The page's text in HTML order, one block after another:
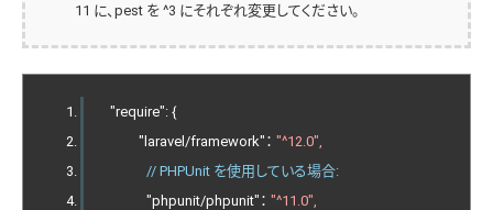
11 に、pest を ^3 にそれぞれ変更してください。
  "require": {
  　　"laravel/framework"：
"^12.0",
// PHPUnit を使用している場合:
"phpunit/phpunit"： "^11.0",